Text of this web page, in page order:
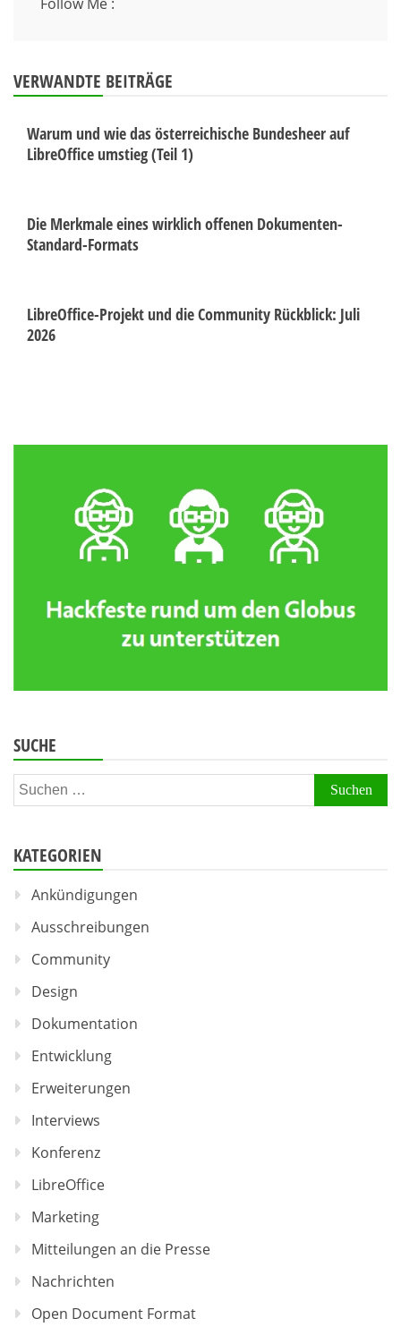
VERWANDTE BEITRÄGE
Warum und wie das österreichische Bundesheer auf
LibreOffice umstieg (Teil 1)
Die Merkmale eines wirklich offenen Dokumenten-
Standard-Formats
LibreOffice-Projekt und die Community Rückblick: Juli
2026
SUCHE
Suchen
nach:
KATEGORIEN
Ankündigungen
Ausschreibungen
Community
Design
Dokumentation
Entwicklung
Erweiterungen
Interviews
Konferenz
LibreOffice
Marketing
Mitteilungen an die Presse
Nachrichten
Open Document Format